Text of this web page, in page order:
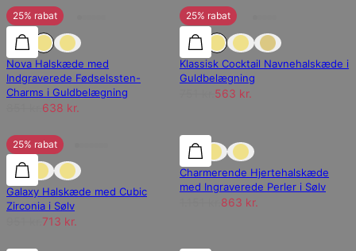
25% rabat 25% rabat
Nova Halskæde med
Indgraverede Fødselssten-
Charms i Guldbelægning
638 kr.
25% rabat
Klassisk Cocktail Navnehalskæde i
Guldbelægning
563 kr.
25% rabat 25% rabat
Galaxy Halskæde med Cubic
Zirconia i Sølv
713 kr.
25% rabat
Charmerende Hjertehalskæde
med Ingraverede Perler i Sølv
863 kr.